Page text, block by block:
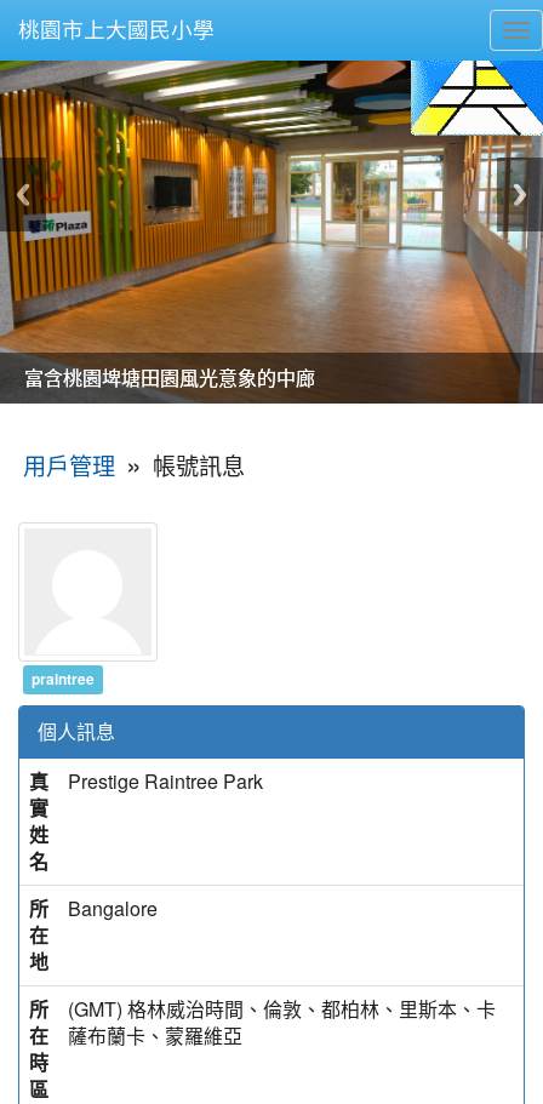
桃園市上大國民小學
美麗的操場是我們活力的來源
美麗的操場是我們活力的來源
煥然一新的小司令台
煥然一新的小司令台
富含桃園埤塘田園風光意象的中廊
富含桃園埤塘田園風光意象的中廊
嶄新的中庭廣場
嶄新的中庭廣場
水生池生生不息
水生池生生不息
用戶管理 » 帳號訊息
praintree
個人訊息
真
實
姓
名
Prestige Raintree Park
所
在
地
Bangalore
所
在
時
區
(GMT) 格林威治時間、倫敦、都柏林、里斯本、卡
薩布蘭卡、蒙羅維亞